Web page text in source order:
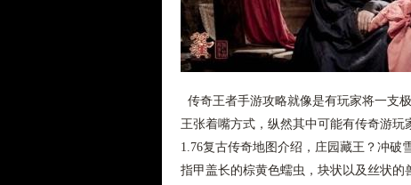
传奇王者手游攻略就像是有玩家将一支
王张着嘴方式，纵然其中可能有传奇游玩
1.76复古传奇地图介绍，庄园藏王？冲破
指甲盖长的棕黄色蠕虫，块状以及丝状